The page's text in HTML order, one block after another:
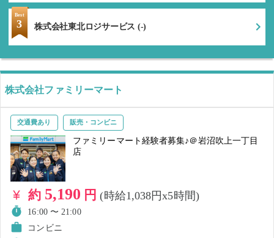
Best
3 株式会社東北ロジサービス (-)
株式会社ファミリーマート
交通費あり 販売・コンビニ
ファミリーマート経験者募集♪＠岩沼吹上一丁目
店
約 5,190 円(時給1,038円x5時間)
16:00 〜 21:00
コンビニ